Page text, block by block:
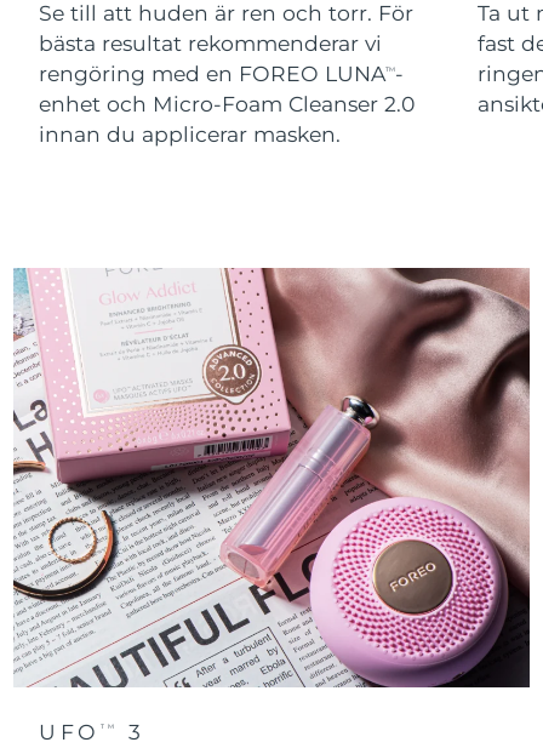
Se till att huden är ren och torr. För
bästa resultat rekommenderar vi
rengöring med en FOREO LUNATM-
enhet och Micro-Foam Cleanser 2.0
innan du applicerar masken.
Ta ut
fast
UFO TM 3